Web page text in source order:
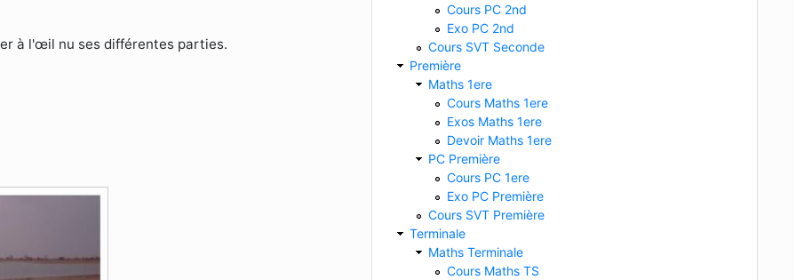
à l'œil nu ses différentes parties.
Cours PC 2nd
Exo PC 2nd
Cours SVT Seconde
Première
Maths 1ere
Cours Maths 1ere
Exos Maths 1ere
Devoir Maths 1ere
PC Première
Cours PC 1ere
Exo PC Première
Cours SVT Première
Terminale
Maths Terminale
Cours Maths TS